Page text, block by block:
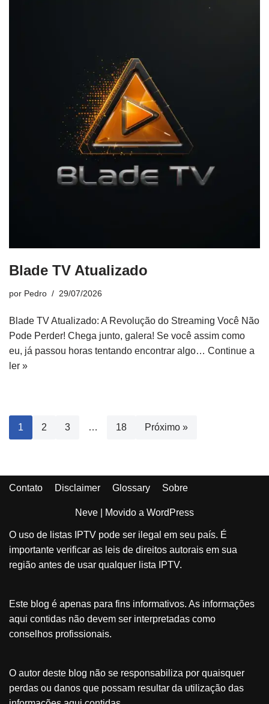
Blade TV Atualizado
por Pedro 29/07/2026
Blade TV Atualizado: A Revolução do Streaming Você Não
Pode Perder! Chega junto, galera! Se você assim como
eu, já passou horas tentando encontrar algo… Continue a
ler »
1 2 3 … 18 Próximo »
Contato Disclaimer Glossary Sobre
Neve | Movido a WordPress
O uso de listas IPTV pode ser ilegal em seu país. É
importante verificar as leis de direitos autorais em sua
região antes de usar qualquer lista IPTV.
Este blog é apenas para fins informativos. As informações
aqui contidas não devem ser interpretadas como
conselhos profissionais.
O autor deste blog não se responsabiliza por quaisquer
perdas ou danos que possam resultar da utilização das